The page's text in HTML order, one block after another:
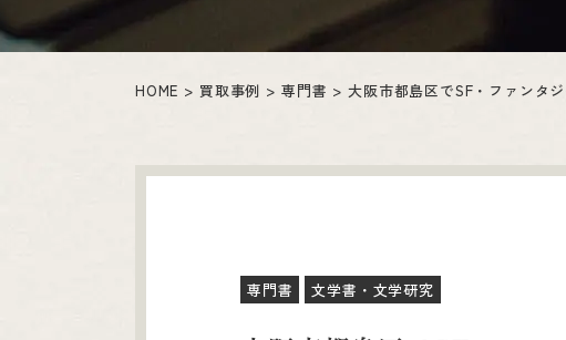
HOME 買取事例 専門書 大阪市都島区でSF・ファンタ
専門書 文学書・文学研究